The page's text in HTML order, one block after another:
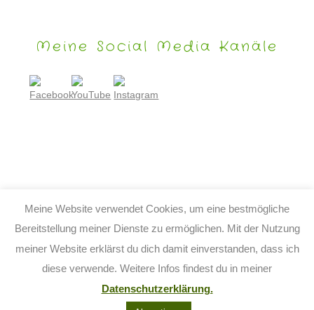
Meine Social Media Kanäle
Meine Website verwendet Cookies, um eine bestmögliche
Bereitstellung meiner Dienste zu ermöglichen. Mit der Nutzung
meiner Website erklärst du dich damit einverstanden, dass ich
diese verwende. Weitere Infos findest du in meiner
Datenschutzerklärung.